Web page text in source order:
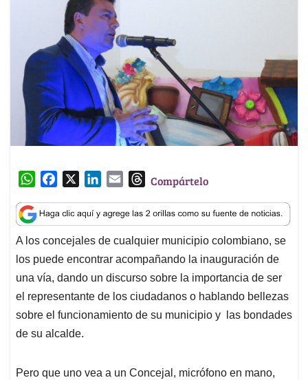
W
a
t
s
A
p
p
c
e
b
o
o
k
n
k
e
d
I
n
a
i
l
T
r
e
a
d
s
Compártelo
A los concejales de cualquier municipio colombiano, se
los puede encontrar acompañando la inauguración de
una vía, dando un discurso sobre la importancia de ser
el representante de los ciudadanos o hablando bellezas
sobre el funcionamiento de su municipio y las bondades
de su alcalde.
Pero que uno vea a un Concejal, micrófono en mano,